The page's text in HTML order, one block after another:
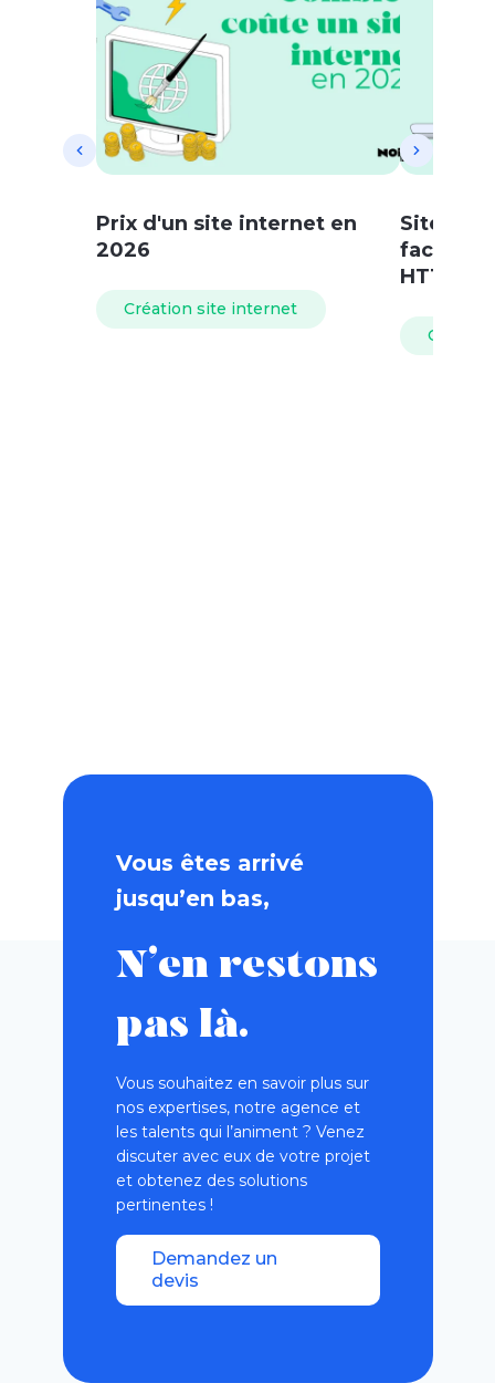
Prix d'un site internet en
2026
Création site internet
Site non
HTTPS !
Vous êtes arrivé
jusqu’en bas,
N’en restons
pas là.
Vous souhaitez en savoir plus sur
nos expertises, notre agence et
les talents qui l’animent ? Venez
discuter avec eux de votre projet
et obtenez des solutions
pertinentes !
Demandez un
devis